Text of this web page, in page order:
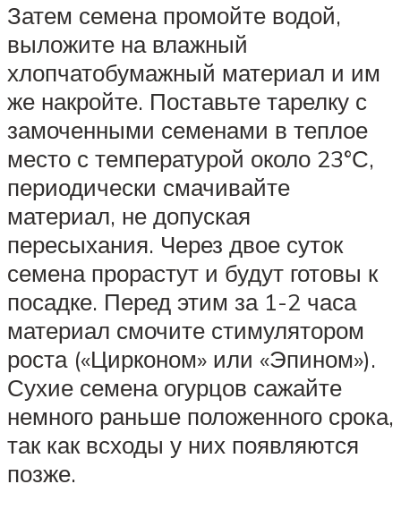
Затем семена промойте водой,
выложите на влажный
хлопчатобумажный материал и им
же накройте. Поставьте тарелку с
замоченными семенами в теплое
место с температурой около 23°С,
периодически смачивайте
материал, не допуская
пересыхания. Через двое суток
семена прорастут и будут готовы к
посадке. Перед этим за 1-2 часа
материал смочите стимулятором
роста («Цирконом» или «Эпином»).
Сухие семена огурцов сажайте
немного раньше положенного срока,
так как всходы у них появляются
позже.